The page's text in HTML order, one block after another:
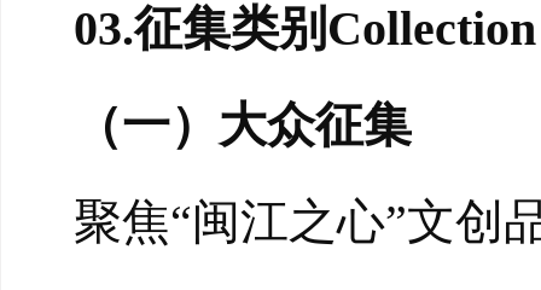
03.征集类别
（一）大众征集
聚焦“闽江之心”文创